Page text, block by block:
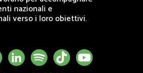
nazionali e
verso i loro obiettivi.